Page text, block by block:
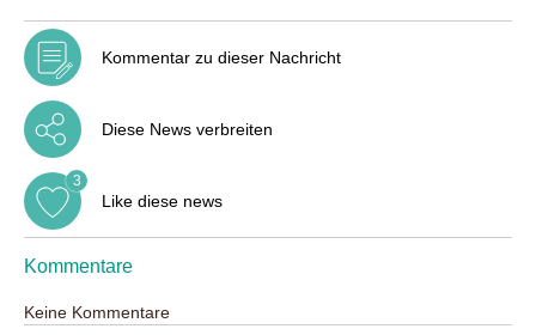
Kommentar zu dieser Nachricht
Diese News verbreiten
Like diese news
3
Kommentare
Keine Kommentare